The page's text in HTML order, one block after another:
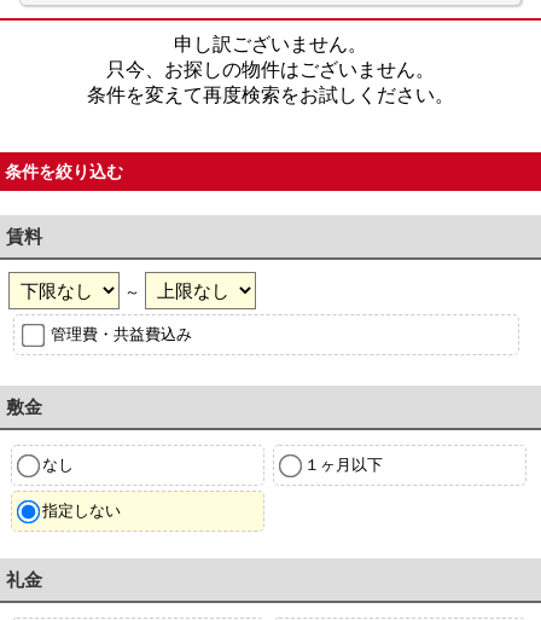
申し訳ございません。
只今、お探しの物件はございません。
条件を変えて再度検索をお試しください。
条件を絞り込む
賃料
～
管理費・共益費込み
敷金
なし １ヶ月以下
指定しない
礼金